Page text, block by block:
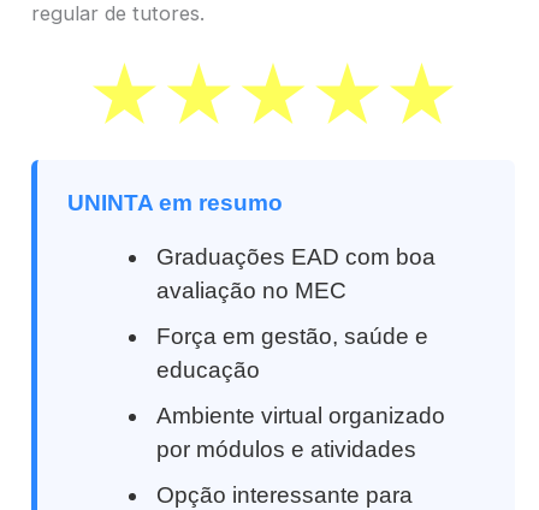
regular de tutores.
UNINTA em resumo
Graduações EAD com boa
avaliação no MEC
Força em gestão, saúde e
educação
Ambiente virtual organizado
por módulos e atividades
Opção interessante para